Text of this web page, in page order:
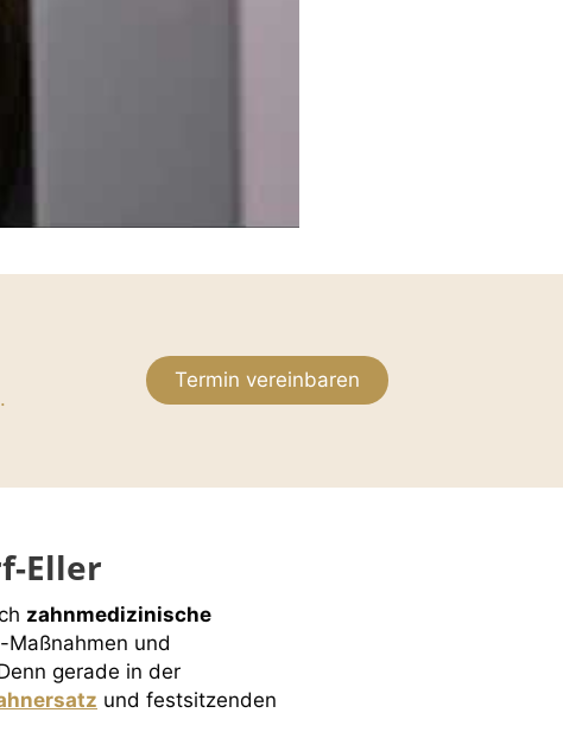
Termin vereinbaren
Eller
zahnmedizinische
und
gerade in der
und festsitzenden